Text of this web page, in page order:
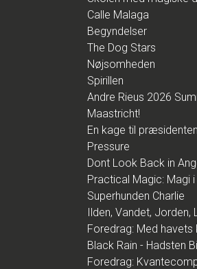
Calle Malaga
Begyndelser
The Dog Stars
Nøjsomheden
Spirillen
Andre Rieus 2026
Maastricht!
En kage til præsidenten
Pressure
Dont Look Back in
Practical Magic: Magi
Superhunden Charlie
Ilden, Vandet, Jorden,
Foredrag: Med
Black Rain - Hadsten
Foredrag: